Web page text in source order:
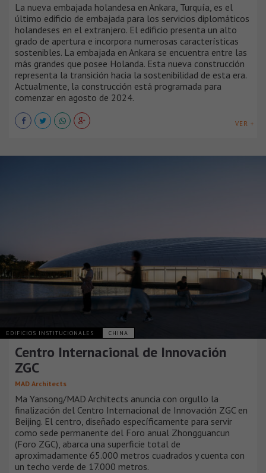
La nueva embajada holandesa en Ankara, Turquía, es el
último edificio de embajada para los servicios diplomáticos
holandeses en el extranjero. El edificio presenta un alto
grado de apertura e incorpora numerosas características
sostenibles. La embajada en Ankara se encuentra entre las
más grandes que posee Holanda. Esta nueva construcción
representa la transición hacia la sostenibilidad de esta era.
Actualmente, la construcción está programada para
comenzar en agosto de 2024.
VER +
EDIFICIOS INSTITUCIONALES CHINA
Centro Internacional de Innovación
ZGC
MAD Architects
Ma Yansong/MAD Architects anuncia con orgullo la
finalización del Centro Internacional de Innovación ZGC en
Beijing. El centro, diseñado específicamente para servir
como sede permanente del Foro anual Zhongguancun
(Foro ZGC), abarca una superficie total de
aproximadamente 65.000 metros cuadrados y cuenta con
un techo verde de 17.000 metros.